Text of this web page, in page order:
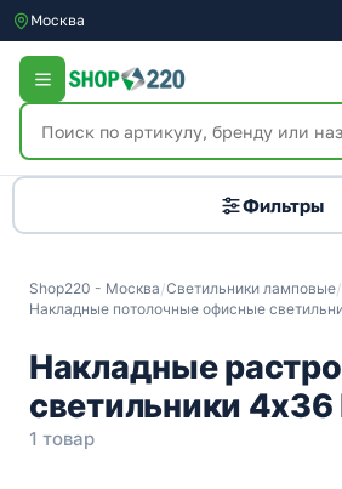
Москва
Фильтры
Shop220 - Москва/Светильники ламповые/
Накладные потолочные офисные
Накладные
светильники 4х36
1 товар